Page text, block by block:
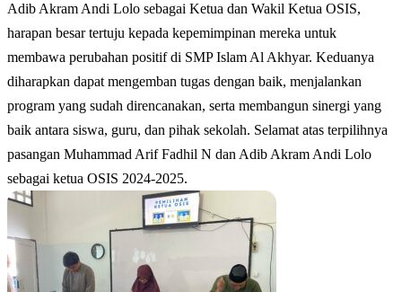
Adib Akram Andi Lolo sebagai Ketua dan Wakil Ketua OSIS,
harapan besar tertuju kepada kepemimpinan mereka untuk
membawa perubahan positif di SMP Islam Al Akhyar. Keduanya
diharapkan dapat mengemban tugas dengan baik, menjalankan
program yang sudah direncanakan, serta membangun sinergi yang
baik antara siswa, guru, dan pihak sekolah. Selamat atas terpilihnya
pasangan Muhammad Arif Fadhil N dan Adib Akram Andi Lolo
sebagai ketua OSIS 2024-2025.